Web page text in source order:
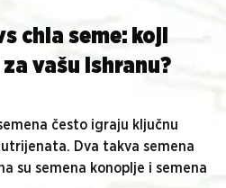
chia seme: koji
vašu ishranu?
često igraju ključnu
Dva takva semena
su semena konoplje i semena